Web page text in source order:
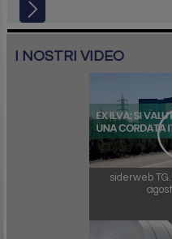
I NOSTRI VIDEO
siderweb